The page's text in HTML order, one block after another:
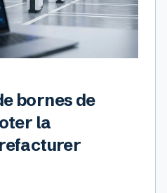
bornes de
la